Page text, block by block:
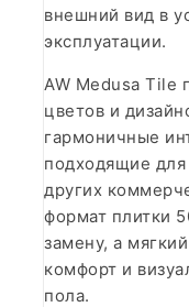
внешний вид в
эксплуатации.
AW Medusa Tile
цветов и
гармоничные
подходящие для
других
формат плитки
замену, а
комфорт и
пола.